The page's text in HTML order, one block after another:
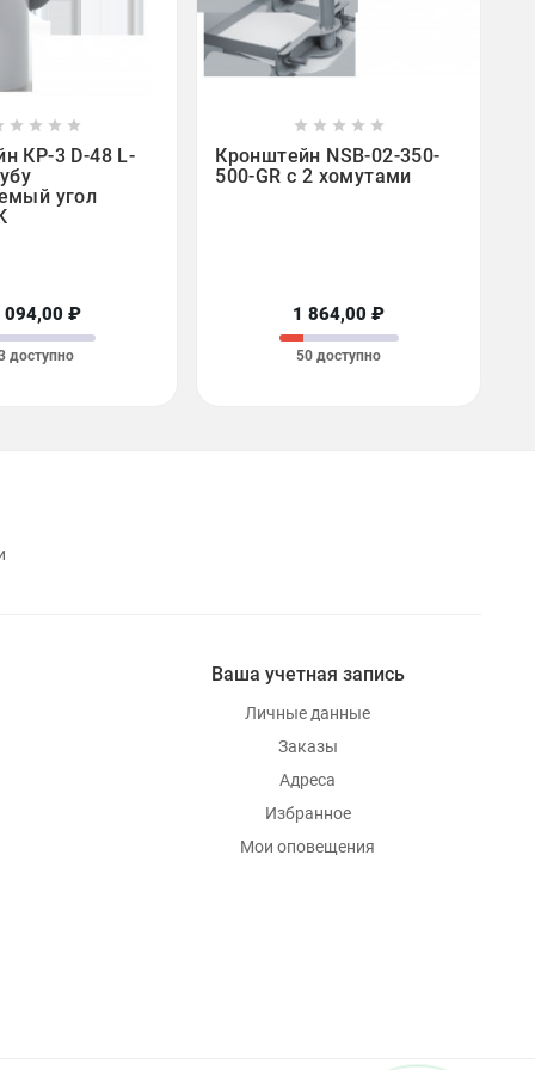
   
КР-3 D-48 L-
угол
094,00 ₽
доступно
    
Кронштейн NSB-02-350-
500-GR с 2 хомутами
1 864,00 ₽
50 доступно
Ваша учетная запись
Личные данные
Заказы
Адреса
Избранное
Мои оповещения